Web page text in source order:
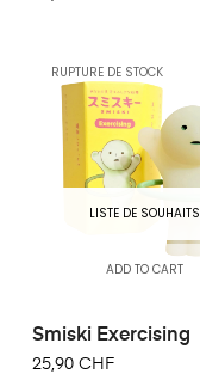
RUPTURE DE STOCK
LISTE DE SOUHAITS
ADD TO CART
Smiski Exercising
25,90 CHF